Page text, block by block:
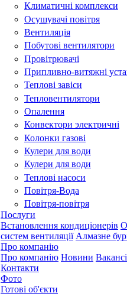
Климатичні комплекси
Осушувачі повітря
Вентиляція
Побутові вентилятори
Провітрювачі
Припливно-витяжні
Теплові завіси
Тепловентилятори
Опалення
Конвектори электричні
Колонки газові
Кулери для води
Кулери для води
Теплові насоси
Повітря-Вода
Повітря-повітря
Послуги
Встановлення кондиціонерів
систем вентиляції Алмазне
Про компанію
Про компанію Новини
Контакти
Фото
Готові об'єкти